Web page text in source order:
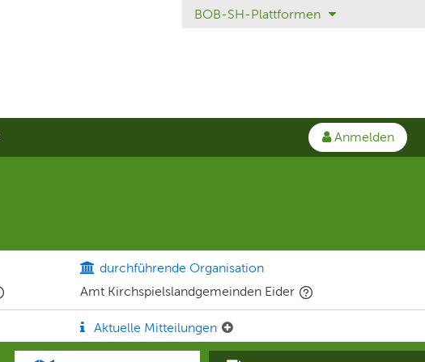
BOB-SH-Plattformen
Anmelden
durchführende Organisation
Amt Kirchspielslandgemeinden Eider
Aktuelle Mitteilungen